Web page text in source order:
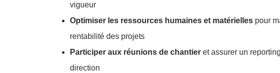
vigueur
Optimiser les ressources humaines et matérielles pour
rentabilité des projets
Participer aux réunions de chantier et assurer un
direction